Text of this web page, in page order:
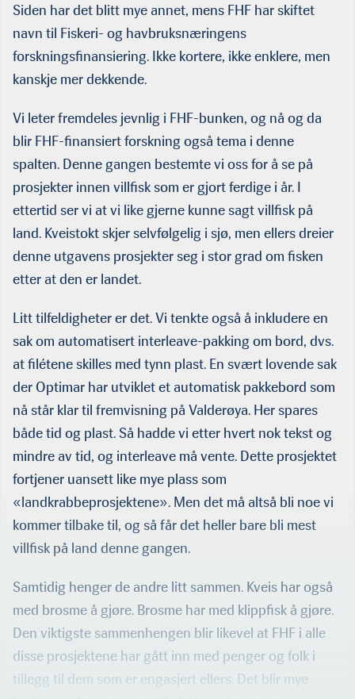
Siden har det blitt mye annet, mens FHF har skiftet
navn til Fiskeri- og havbruksnæringens
forskningsfinansiering. Ikke kortere, ikke enklere, men
kanskje mer dekkende.
Vi leter fremdeles jevnlig i FHF-bunken, og nå og da
blir FHF-finansiert forskning også tema i denne
spalten. Denne gangen bestemte vi oss for å se på
prosjekter innen villfisk som er gjort ferdige i år. I
ettertid ser vi at vi like gjerne kunne sagt villfisk på
land. Kveistokt skjer selvfølgelig i sjø, men ellers dreier
denne utgavens prosjekter seg i stor grad om fisken
etter at den er landet.
Litt tilfeldigheter er det. Vi tenkte også å inkludere en
sak om automatisert interleave-pakking om bord, dvs.
at filétene skilles med tynn plast. En svært lovende sak
der Optimar har utviklet et automatisk pakkebord som
nå står klar til fremvisning på Valderøya. Her spares
både tid og plast. Så hadde vi etter hvert nok tekst og
mindre av tid, og interleave må vente. Dette prosjektet
fortjener uansett like mye plass som
«landkrabbeprosjektene». Men det må altså bli noe vi
kommer tilbake til, og så får det heller bare bli mest
villfisk på land denne gangen.
Samtidig henger de andre litt sammen. Kveis har også
med brosme å gjøre. Brosme har med klippfisk å gjøre.
Den viktigste sammenhengen blir likevel at FHF i alle
disse prosjektene har gått inn med penger og folk i
tillegg til dem som er engasjert ellers. Det blir mye